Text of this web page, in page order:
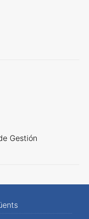
Gestión